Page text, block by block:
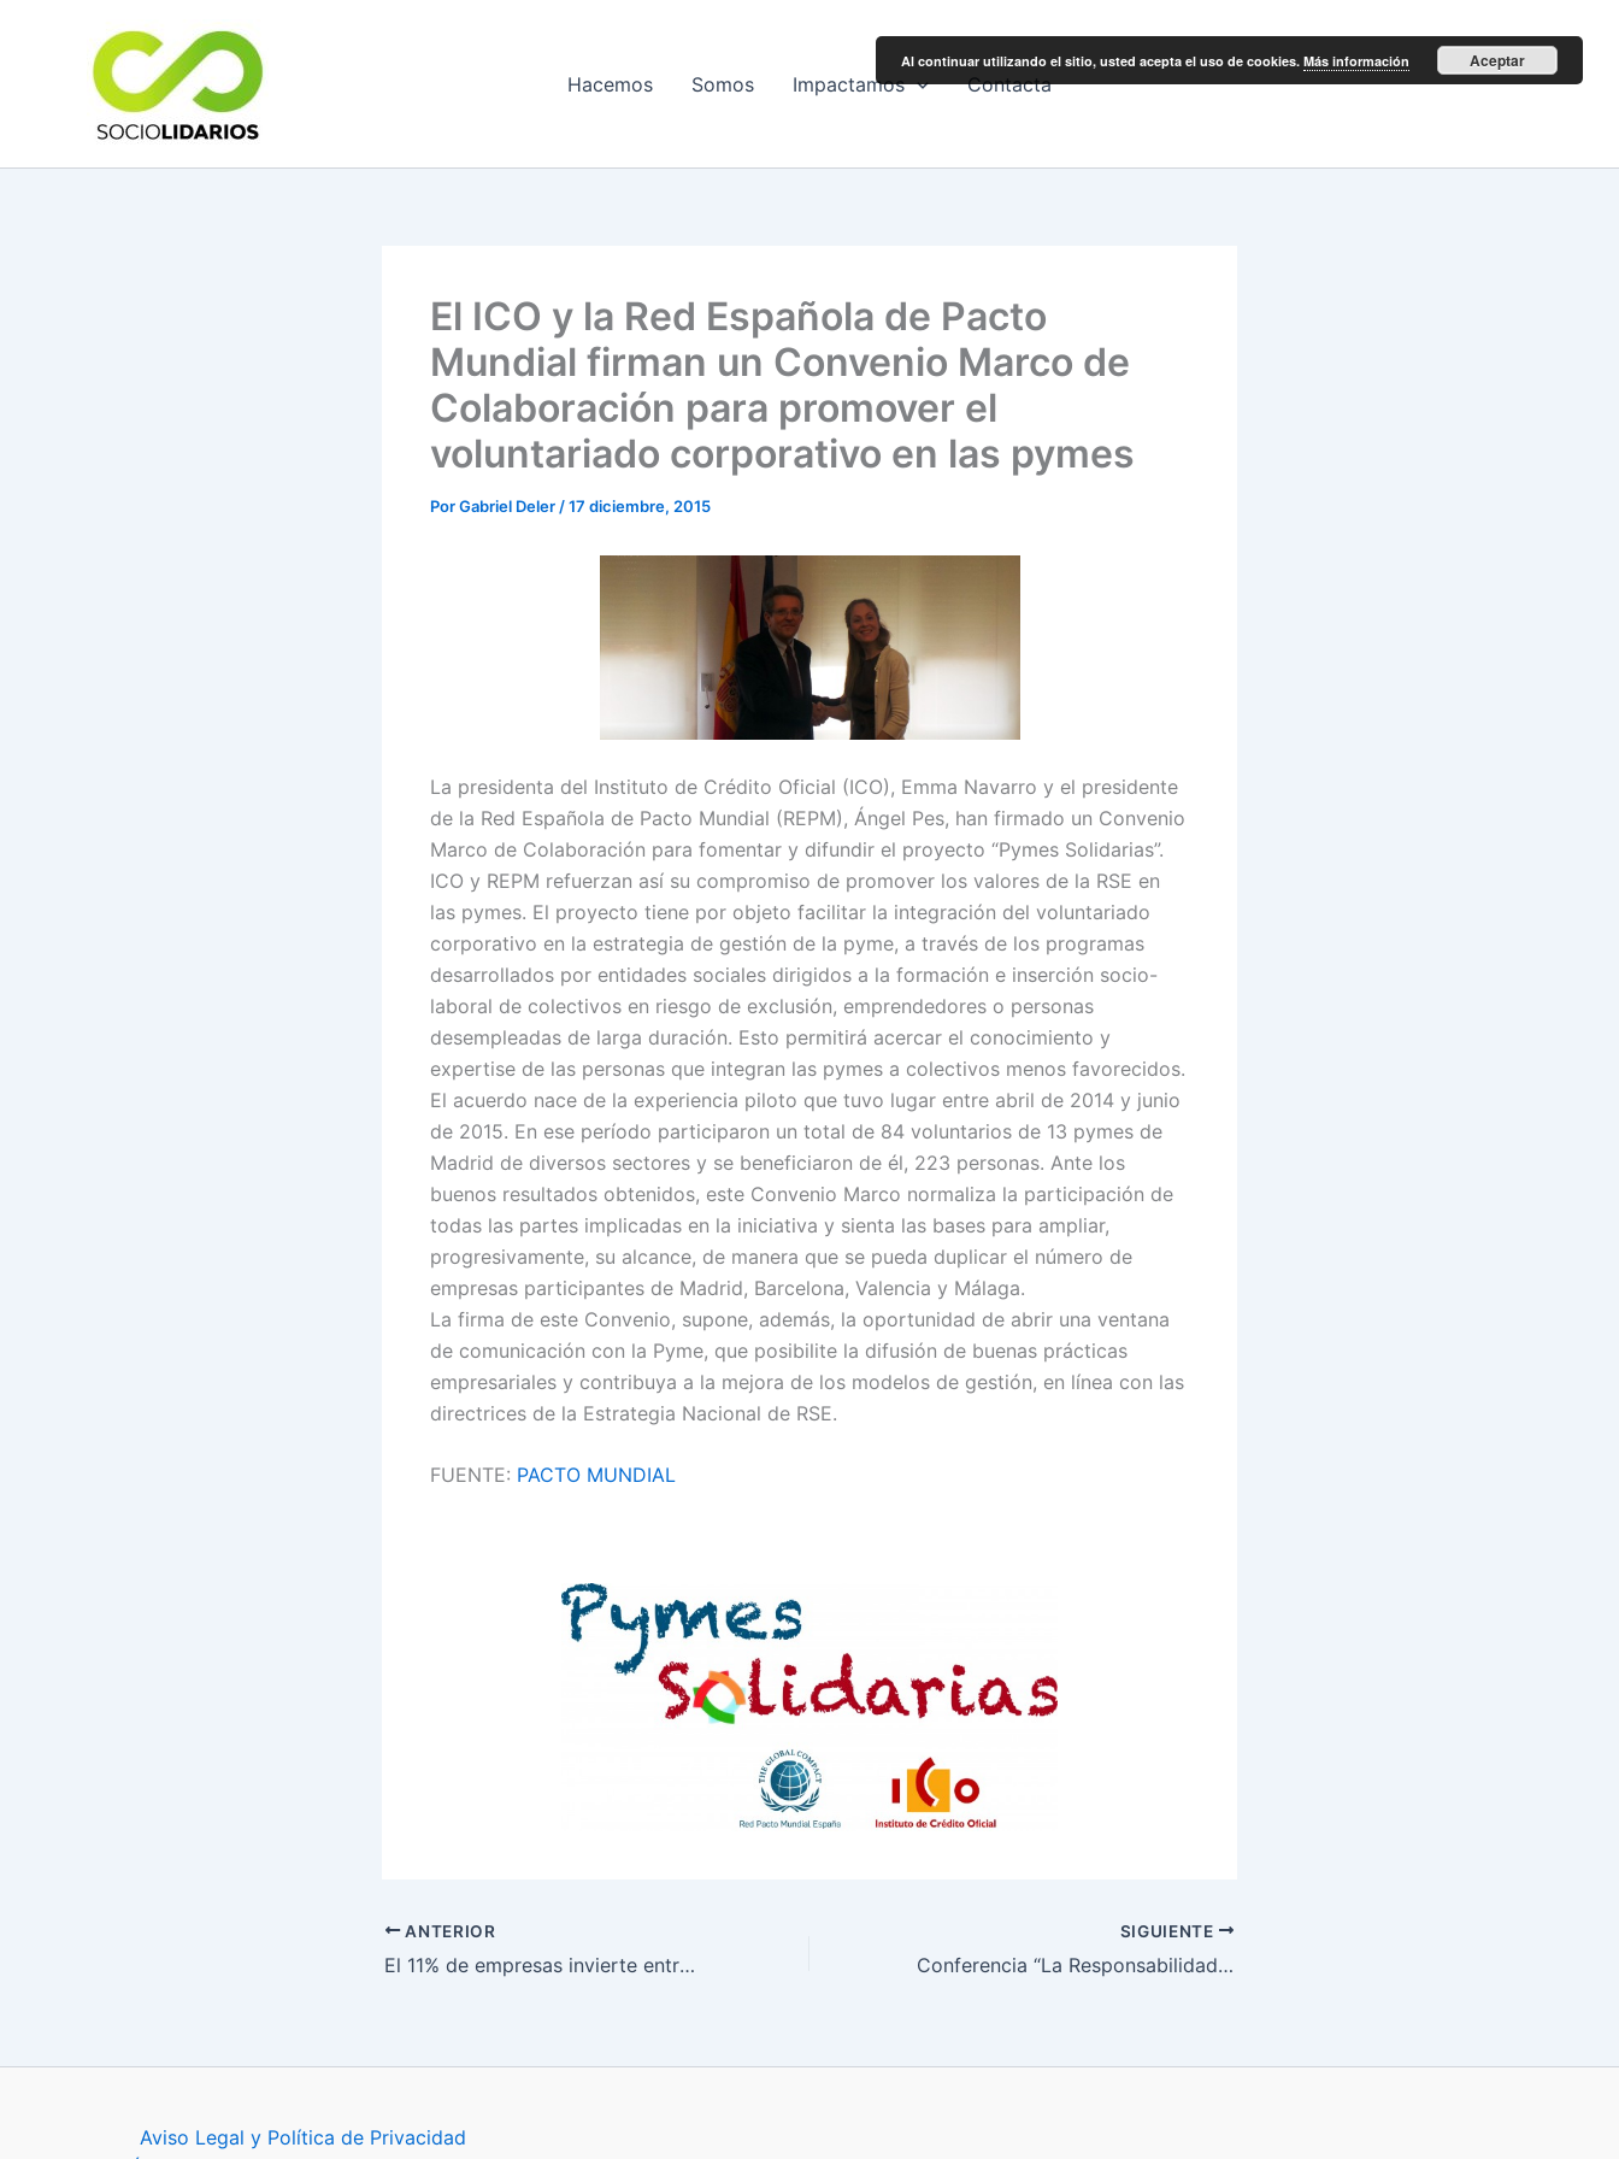
Hacemos Somos Impactamos Contacta
El ICO y la Red Española de Pacto
Mundial firman un Convenio Marco de
Colaboración para promover el
voluntariado corporativo en las pymes
PorGabriel Deler /17 diciembre, 2015
La presidenta del Instituto de Crédito Oficial (ICO), Emma Navarro y el presidente
de la Red Española de Pacto Mundial (REPM), Ángel Pes, han firmado un Convenio
Marco de Colaboración para fomentar y difundir el proyecto “Pymes Solidarias”.
ICO y REPM refuerzan así su compromiso de promover los valores de la RSE en
las pymes. El proyecto tiene por objeto facilitar la integración del voluntariado
corporativo en la estrategia de gestión de la pyme, a través de los programas
desarrollados por entidades sociales dirigidos a la formación e inserción socio-
laboral de colectivos en riesgo de exclusión, emprendedores o personas
desempleadas de larga duración. Esto permitirá acercar el conocimiento y
expertise de las personas que integran las pymes a colectivos menos favorecidos.
El acuerdo nace de la experiencia piloto que tuvo lugar entre abril de 2014 y junio
de 2015. En ese período participaron un total de 84 voluntarios de 13 pymes de
Madrid de diversos sectores y se beneficiaron de él, 223 personas. Ante los
buenos resultados obtenidos, este Convenio Marco normaliza la participación de
todas las partes implicadas en la iniciativa y sienta las bases para ampliar,
progresivamente, su alcance, de manera que se pueda duplicar el número de
empresas participantes de Madrid, Barcelona, Valencia y Málaga.
La firma de este Convenio, supone, además, la oportunidad de abrir una ventana
de comunicación con la Pyme, que posibilite la difusión de buenas prácticas
empresariales y contribuya a la mejora de los modelos de gestión, en línea con las
directrices de la Estrategia Nacional de RSE.
FUENTE: PACTO MUNDIAL
ANTERIOR
El 11% de empresas invierte entre medio millón y 1 millón de euros en patrocinio y mecenazgo
SIGUIENTE
Conferencia “La Responsabilidad Social: el corazón de la estrategia empresarial”
Aviso Legal y Política de Privacidad
Al continuar utilizando el sitio, usted acepta el uso de cookies. Más información Aceptar